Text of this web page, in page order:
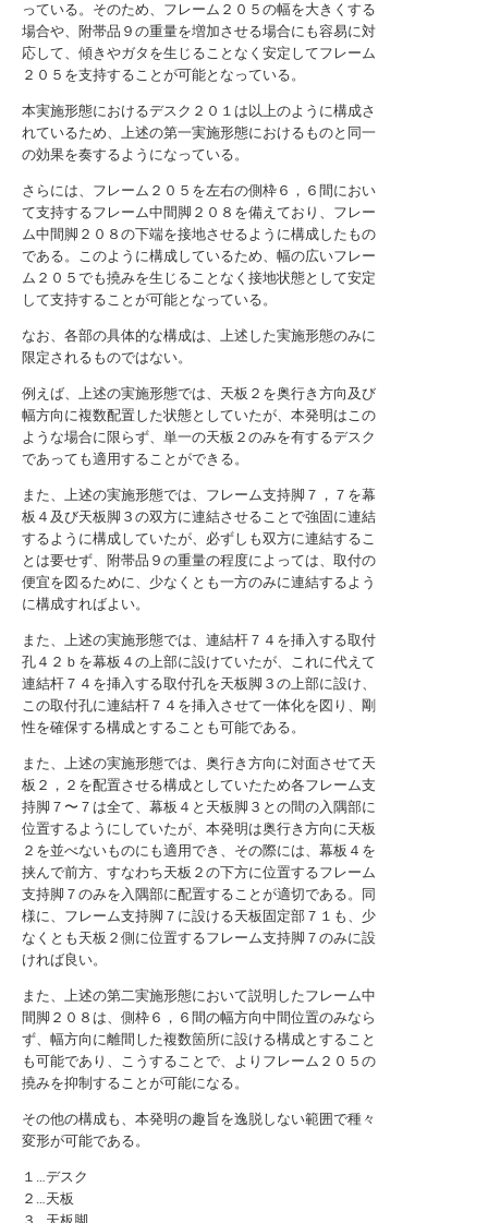
っている。そのため、フレーム２０５の幅を大きくする
場合や、附帯品９の重量を増加させる場合にも容易に対
応して、傾きやガタを生じることなく安定してフレーム
２０５を支持することが可能となっている。
本実施形態におけるデスク２０１は以上のように構成さ
れているため、上述の第一実施形態におけるものと同一
の効果を奏するようになっている。
さらには、フレーム２０５を左右の側枠６，６間におい
て支持するフレーム中間脚２０８を備えており、フレー
ム中間脚２０８の下端を接地させるように構成したもの
である。このように構成しているため、幅の広いフレー
ム２０５でも撓みを生じることなく接地状態として安定
して支持することが可能となっている。
なお、各部の具体的な構成は、上述した実施形態のみに
限定されるものではない。
例えば、上述の実施形態では、天板２を奥行き方向及び
幅方向に複数配置した状態としていたが、本発明はこの
ような場合に限らず、単一の天板２のみを有するデスク
であっても適用することができる。
また、上述の実施形態では、フレーム支持脚７，７を幕
板４及び天板脚３の双方に連結させることで強固に連結
するように構成していたが、必ずしも双方に連結するこ
とは要せず、附帯品９の重量の程度によっては、取付の
便宜を図るために、少なくとも一方のみに連結するよう
に構成すればよい。
また、上述の実施形態では、連結杆７４を挿入する取付
孔４２ｂを幕板４の上部に設けていたが、これに代えて
連結杆７４を挿入する取付孔を天板脚３の上部に設け、
この取付孔に連結杆７４を挿入させて一体化を図り、剛
性を確保する構成とすることも可能である。
また、上述の実施形態では、奥行き方向に対面させて天
板２，２を配置させる構成としていたため各フレーム支
持脚７〜７は全て、幕板４と天板脚３との間の入隅部に
位置するようにしていたが、本発明は奥行き方向に天板
２を並べないものにも適用でき、その際には、幕板４を
挟んで前方、すなわち天板２の下方に位置するフレーム
支持脚７のみを入隅部に配置することが適切である。同
様に、フレーム支持脚７に設ける天板固定部７１も、少
なくとも天板２側に位置するフレーム支持脚７のみに設
ければ良い。
また、上述の第二実施形態において説明したフレーム中
間脚２０８は、側枠６，６間の幅方向中間位置のみなら
ず、幅方向に離間した複数箇所に設ける構成とすること
も可能であり、こうすることで、よりフレーム２０５の
撓みを抑制することが可能になる。
その他の構成も、本発明の趣旨を逸脱しない範囲で種々
変形が可能である。
１…デスク
２…天板